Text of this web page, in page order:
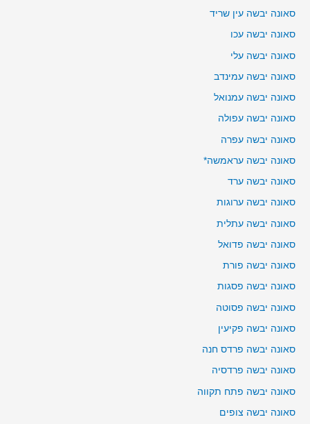
סאונה יבשה עין שריד
סאונה יבשה עכו
סאונה יבשה עלי
סאונה יבשה עמינדב
סאונה יבשה עמנואל
סאונה יבשה עפולה
סאונה יבשה עפרה
סאונה יבשה עראמשה*
סאונה יבשה ערד
סאונה יבשה ערוגות
סאונה יבשה עתלית
סאונה יבשה פדואל
סאונה יבשה פורת
סאונה יבשה פסגות
סאונה יבשה פסוטה
סאונה יבשה פקיעין
סאונה יבשה פרדס חנה
סאונה יבשה פרדסיה
סאונה יבשה פתח תקווה
סאונה יבשה צופים